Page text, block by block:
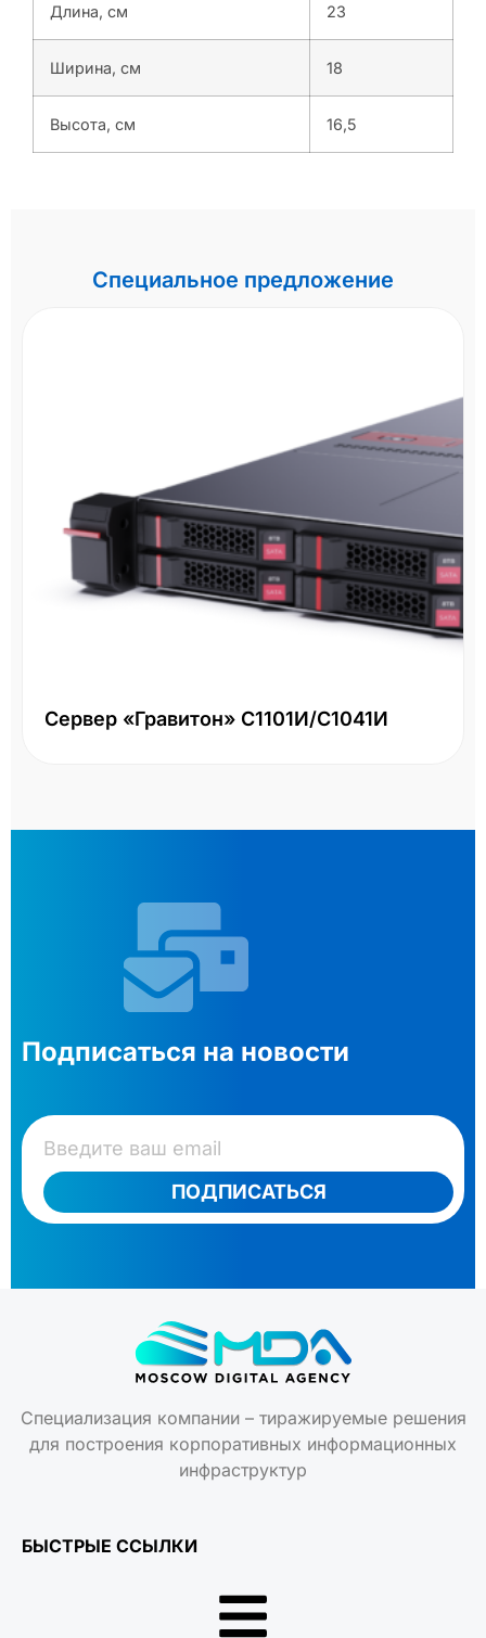
Длина, см 23
Ширина, см 18
Высота, см 16,5
Специальное предложение
Сервер «Гравитон» С1101И/С1041И
Подписаться на новости
ПОДПИСАТЬСЯ
Специализация компании – тиражируемые решения
для построения корпоративных информационных
инфраструктур
БЫСТРЫЕ ССЫЛКИ